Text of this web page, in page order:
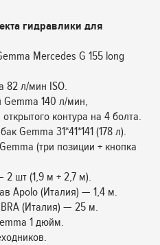
гидравлики для
Mercedes G 155 long
82 л/мин ISO.
140 л/мин,
контура на 4 болта.
Gemma 31*41*141 (178 л).
(три позиции + кнопка
2 шт (1,9 м + 2,7 м).
Apolo (Италия) — 1,4 м.
(Италия) — 25 м.
1 дюйм.